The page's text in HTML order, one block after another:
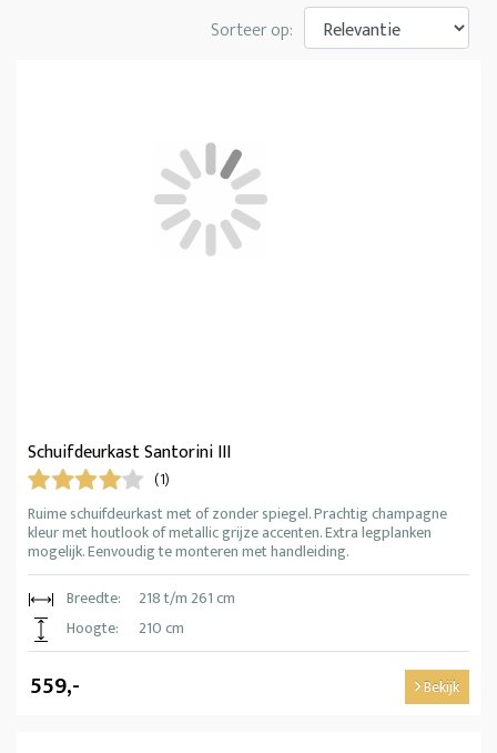
Sorteer op:
Schuifdeurkast Santorini III
(1)
Ruime schuifdeurkast met of zonder spiegel. Prachtig champagne
kleur met houtlook of metallic grijze accenten. Extra legplanken
mogelijk. Eenvoudig te monteren met handleiding.
Breedte:
218 t/m 261 cm
Hoogte:
210 cm
559,- Bekijk